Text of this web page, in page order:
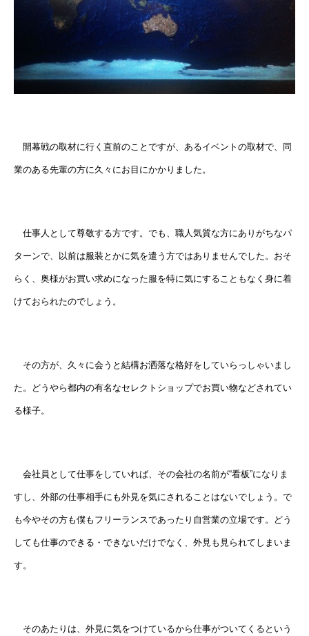
開幕戦の取材に行く直前のことですが、あるイベントの取材で、同
業のある先輩の方に久々にお目にかかりました。
仕事人として尊敬する方です。でも、職人気質な方にありがちなパ
ターンで、以前は服装とかに気を遣う方ではありませんでした。おそ
らく、奥様がお買い求めになった服を特に気にすることもなく身に着
けておられたのでしょう。
その方が、久々に会うと結構お洒落な格好をしていらっしゃいまし
た。どうやら都内の有名なセレクトショップでお買い物などされてい
る様子。
会社員として仕事をしていれば、その会社の名前が“看板”になりま
すし、外部の仕事相手にも外見を気にされることはないでしょう。で
も今やその方も僕もフリーランスであったり自営業の立場です。どう
しても仕事のできる・できないだけでなく、外見も見られてしまいま
す。
そのあたりは、外見に気をつけているから仕事がついてくるという